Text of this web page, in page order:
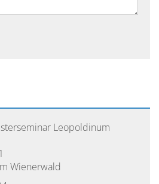
Leopoldinum
Wienerwald